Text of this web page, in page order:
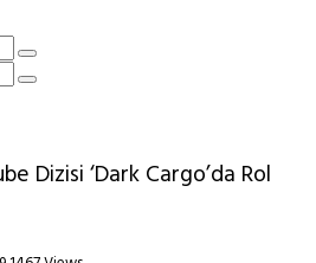
Dizisi ‘Dark Cargo’da Rol